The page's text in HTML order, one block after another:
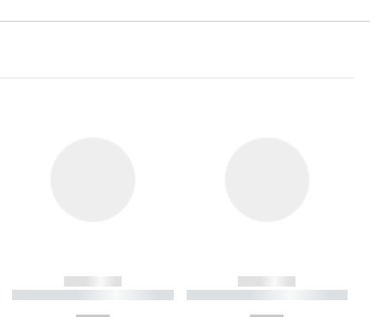
------------
----------- ----------- ----------
------------
----------- ----------- ----------